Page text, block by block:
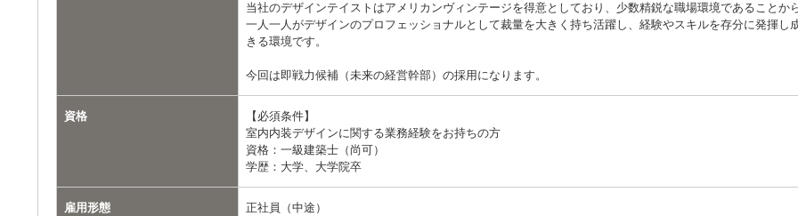
当社のデザインテイストはアメリカンヴィンテージを得意としており、少数精鋭な職場環境であることか
一人一人がデザインのプロフェッショナルとして裁量を大きく持ち活躍し、経験やスキルを存分に発揮し
きる環境です。
今回は即戦力候補（未来の経営幹部）の採用になります。
資格
【必須条件】
室内内装デザインに関する業務経験をお持ちの方
資格：一級建築士（尚可）
学歴：大学、大学院卒
雇用形態 正社員（中途）